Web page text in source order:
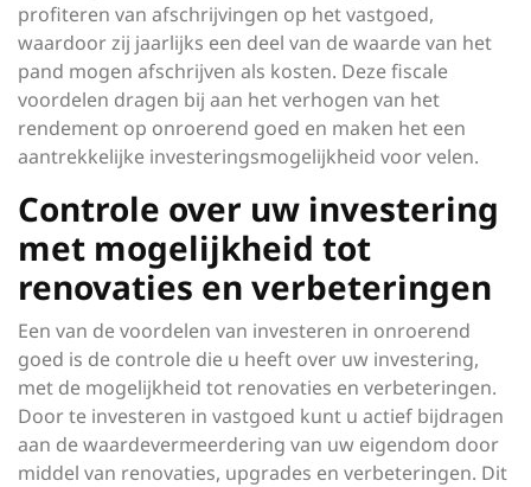
profiteren van afschrijvingen op het vastgoed,
waardoor zij jaarlijks een deel van de waarde van het
pand mogen afschrijven als kosten. Deze fiscale
voordelen dragen bij aan het verhogen van het
rendement op onroerend goed en maken het een
aantrekkelijke investeringsmogelijkheid voor velen.
Controle over uw investering
met mogelijkheid tot
renovaties en verbeteringen
Een van de voordelen van investeren in onroerend
goed is de controle die u heeft over uw investering,
met de mogelijkheid tot renovaties en verbeteringen.
Door te investeren in vastgoed kunt u actief bijdragen
aan de waardevermeerdering van uw eigendom door
middel van renovaties, upgrades en verbeteringen. Dit